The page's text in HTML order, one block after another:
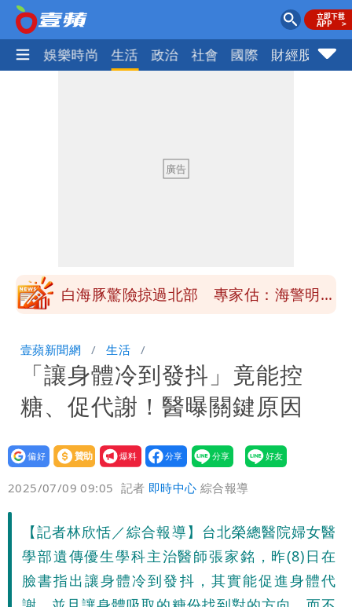
熱門 娛樂時尚 生活 政治 社會 國際 財經股市
「終於能交代」 捐500萬獎學金延續愛
白海豚颱風逼近！鄭明典示警「恐遇黑潮
砸重金再買一整桌卡盒
白海豚驚險掠過北部 專家估：海警明發
「終於能交代」 捐500萬獎學金延續愛
白海豚颱風逼近！鄭明典示警「恐遇黑潮
變強」 路徑分歧藏警訊：不利強度維持
壹蘋新聞網 生活
「讓身體冷到發抖」竟能控
糖、促代謝！醫曝關鍵原因
設為
贊助
我要
爆料
2025/07/09 09:05 記者 即時中心 綜合報導
【記者林欣恬／綜合報導】台北榮總醫院婦女醫
學部遺傳優生學科主治醫師張家銘，昨(8)日在
臉書指出讓身體冷到發抖，其實能促進身體代